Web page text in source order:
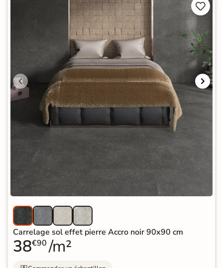


Carrelage sol effet pierre Accro noir 90x90 cm
38€90 /m²